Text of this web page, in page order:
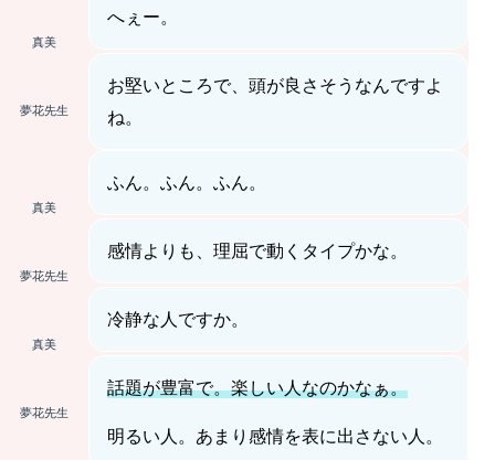
真美
へぇー。
夢花先生
お堅いところで、頭が良さそうなんですよ
ね。
真美
ふん。ふん。ふん。
夢花先生
感情よりも、理屈で動くタイプかな。
真美
冷静な人ですか。
夢花先生
話題が豊富で。楽しい人なのかなぁ。
明るい人。あまり感情を表に出さない人。